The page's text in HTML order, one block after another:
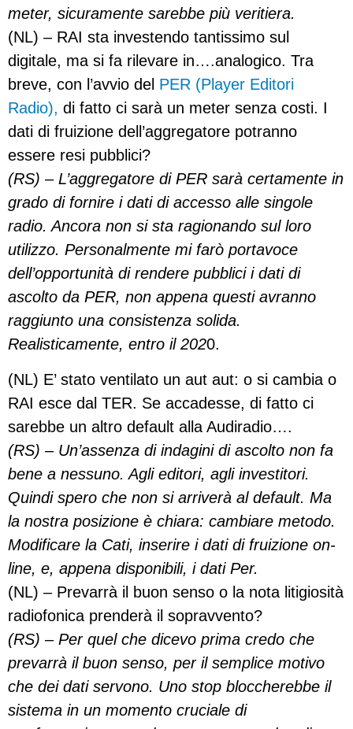
meter, sicuramente sarebbe più veritiera.
(NL) – RAI sta investendo tantissimo sul
digitale, ma si fa rilevare in….analogico. Tra
breve, con l’avvio del PER (Player Editori
Radio), di fatto ci sarà un meter senza costi. I
dati di fruizione dell’aggregatore potranno
essere resi pubblici?
(RS) – L’aggregatore di PER sarà certamente in
grado di fornire i dati di accesso alle singole
radio. Ancora non si sta ragionando sul loro
utilizzo. Personalmente mi farò portavoce
dell’opportunità di rendere pubblici i dati di
ascolto da PER, non appena questi avranno
raggiunto una consistenza solida.
Realisticamente, entro il 2020.
(NL) E’ stato ventilato un aut aut: o si cambia o
RAI esce dal TER. Se accadesse, di fatto ci
sarebbe un altro default alla Audiradio….
(RS) – Un’assenza di indagini di ascolto non fa
bene a nessuno. Agli editori, agli investitori.
Quindi spero che non si arriverà al default. Ma
la nostra posizione è chiara: cambiare metodo.
Modificare la Cati, inserire i dati di fruizione on-
line, e, appena disponibili, i dati Per.
(NL) – Prevarrà il buon senso o la nota litigiosità
radiofonica prenderà il sopravvento?
(RS) – Per quel che dicevo prima credo che
prevarrà il buon senso, per il semplice motivo
che dei dati servono. Uno stop bloccherebbe il
sistema in un momento cruciale di